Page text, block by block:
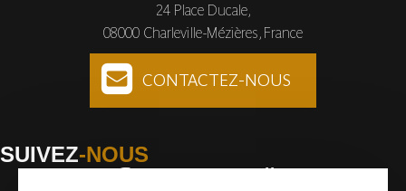
24 Place Ducale,
08000 Charleville-Mézières, France
CONTACTEZ-NOUS
SUIVEZ-NOUS